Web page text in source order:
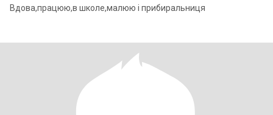
Вдова,працюю,в школе,малюю і прибиральниця